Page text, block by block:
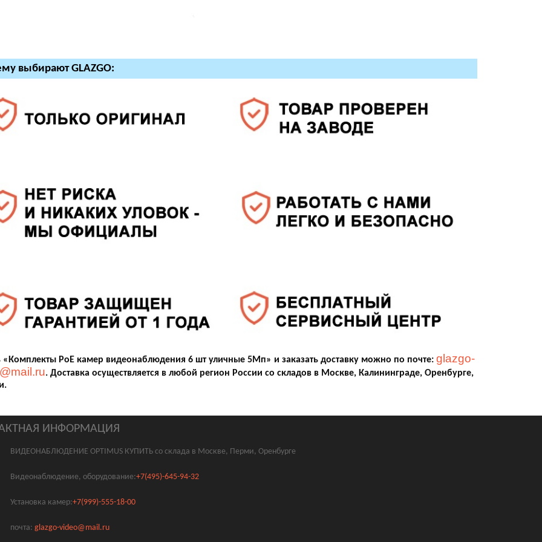
выбирают GLAZGO:
«Комплекты PoE камер видеонаблюдения 6 шт уличные 5Мп» и заказать доставку можно по почте: glazgo-
. Доставка осуществляется в любой регион России со складов в Москве, Калининграде, Оренбурге,
ИНФОРМАЦИЯ
ВИДЕОНАБЛЮДЕНИЕ OPTIMUS КУПИТЬ со склада в Москве, Перми, Оренбурге
Видеонаблюдение, оборудование:+7(495)-645-94-32
Установка камер:+7(999)-555-18-00
почта: glazgo-video@mail.ru